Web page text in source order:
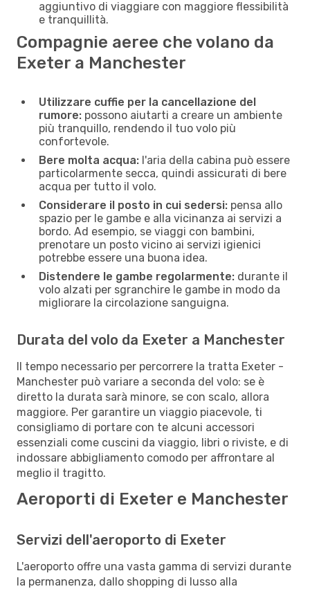
aggiuntivo di viaggiare con maggiore flessibilità
e tranquillità.
Compagnie aeree che volano da
Exeter a Manchester
Utilizzare cuffie per la cancellazione del
rumore: possono aiutarti a creare un ambiente
più tranquillo, rendendo il tuo volo più
confortevole.
Bere molta acqua: l'aria della cabina può essere
particolarmente secca, quindi assicurati di bere
acqua per tutto il volo.
Considerare il posto in cui sedersi: pensa allo
spazio per le gambe e alla vicinanza ai servizi a
bordo. Ad esempio, se viaggi con bambini,
prenotare un posto vicino ai servizi igienici
potrebbe essere una buona idea.
Distendere le gambe regolarmente: durante il
volo alzati per sgranchire le gambe in modo da
migliorare la circolazione sanguigna.
Durata del volo da Exeter a Manchester
Il tempo necessario per percorrere la tratta Exeter -
Manchester può variare a seconda del volo: se è
diretto la durata sarà minore, se con scalo, allora
maggiore. Per garantire un viaggio piacevole, ti
consigliamo di portare con te alcuni accessori
essenziali come cuscini da viaggio, libri o riviste, e di
indossare abbigliamento comodo per affrontare al
meglio il tragitto.
Aeroporti di Exeter e Manchester
Servizi dell'aeroporto di Exeter
L'aeroporto offre una vasta gamma di servizi durante
la permanenza, dallo shopping di lusso alla